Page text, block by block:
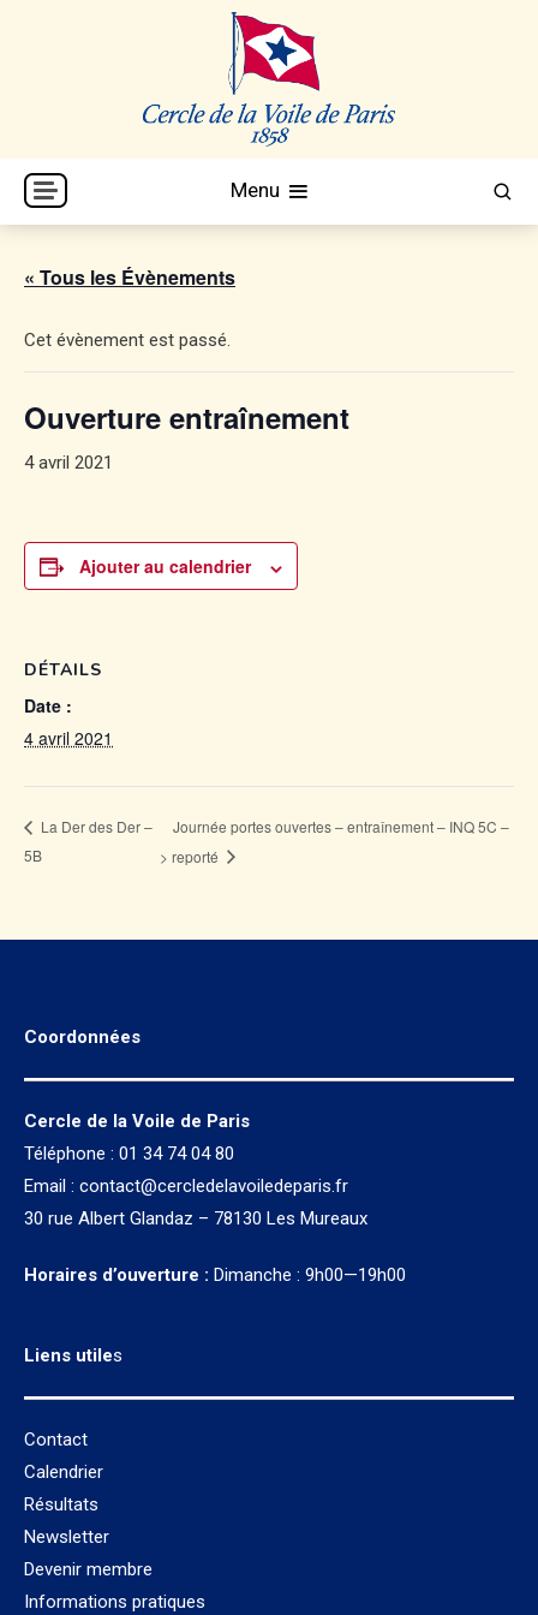
CVP
Cercle de la Voile de Paris
Menu
« Tous les Évènements
Cet évènement est passé.
Ouverture entraînement
4 avril 2021
Ajouter au calendrier
DÉTAILS
Date :
4 avril 2021
La Der des Der –
5B
Journée portes ouvertes – entraînement – INQ 5C –
> reporté
Coordonnées
Cercle de la Voile de Paris
Téléphone : 01 34 74 04 80
Email : contact@cercledelavoiledeparis.fr
30 rue Albert Glandaz – 78130 Les Mureaux
Horaires d’ouverture : Dimanche : 9h00—19h00
Liens utiles
Contact
Calendrier
Résultats
Newsletter
Devenir membre
Informations pratiques